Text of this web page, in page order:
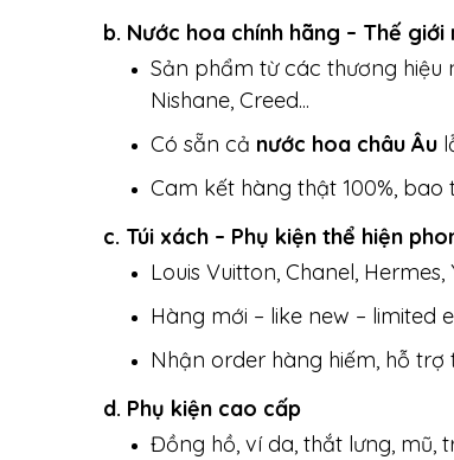
b. Nước hoa chính hãng – Thế
Sản phẩm từ các thương hiệu
Nishane, Creed...
Có sẵn cả nước hoa châu Âu
Cam kết hàng thật 100%,
c. Túi xách – Phụ kiện thể hiện
Louis Vuitton, Chanel,
Hàng mới – like new – limited
Nhận order hàng hiếm, hỗ trợ
d. Phụ kiện cao cấp
Đồng hồ, ví da, thắt lưng, mũ,